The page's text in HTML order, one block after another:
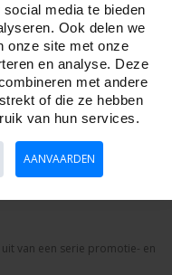
van een serie promotie- en
media te bieden
Ook delen we
onze site met onze
en analyse. Deze
met andere
of die ze hebben
van hun services.
AANVAARDEN